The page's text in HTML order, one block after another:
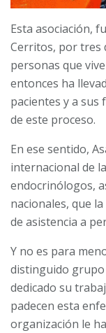
Esta asociación,
Cerritos, por tres
personas que
entonces ha
pacientes y a
de este proceso.
En ese sentido,
internacional de
endocrinólogos,
nacionales, que
de asistencia a
Y no es para
distinguido grupo
dedicado su
padecen esta
organización le